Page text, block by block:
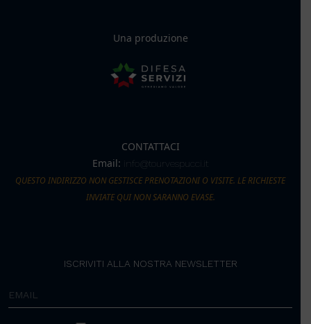
Una produzione
CONTATTACI
Email: info@tourvespucci.it
QUESTO INDIRIZZO NON GESTISCE PRENOTAZIONI O VISITE. LE RICHIESTE
INVIATE QUI NON SARANNO EVASE.
ISCRIVITI ALLA NOSTRA NEWSLETTER